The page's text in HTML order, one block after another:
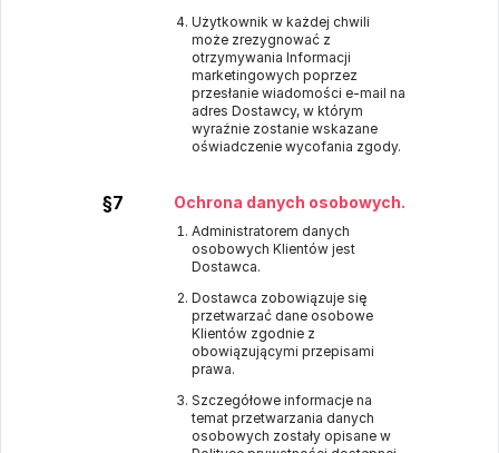
Użytkownik w każdej chwili
może zrezygnować z
otrzymywania Informacji
marketingowych poprzez
przesłanie wiadomości e-mail na
adres Dostawcy, w którym
wyraźnie zostanie wskazane
oświadczenie wycofania zgody.
§7 Ochrona danych osobowych.
Administratorem danych
osobowych Klientów jest
Dostawca.
Dostawca zobowiązuje się
przetwarzać dane osobowe
Klientów zgodnie z
obowiązującymi przepisami
prawa.
Szczegółowe informacje na
temat przetwarzania danych
osobowych zostały opisane w